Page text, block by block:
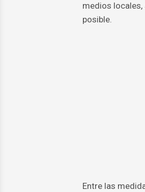
medios
posible.
Entre las